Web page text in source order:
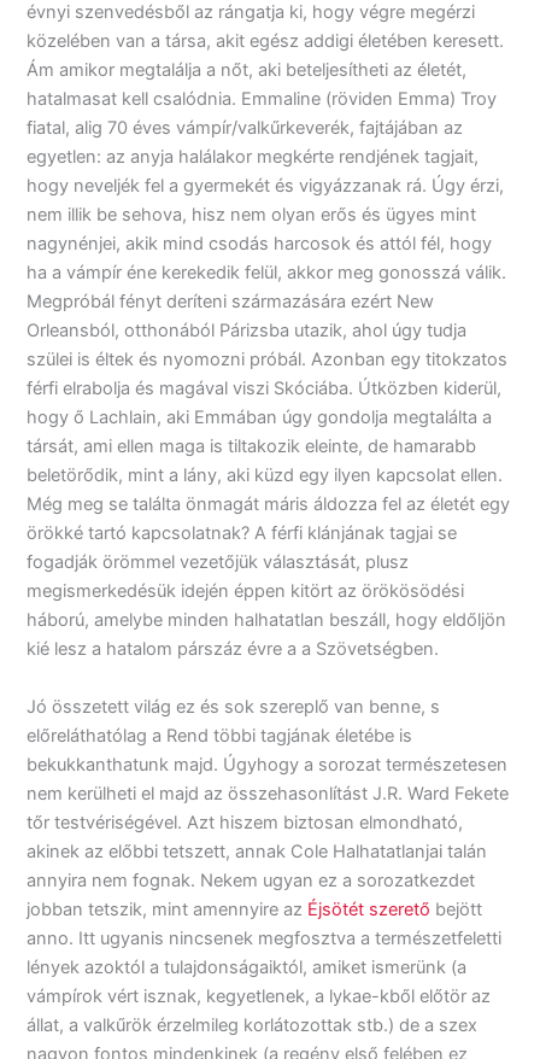
évnyi szenvedésből az rángatja ki, hogy végre megérzi
közelében van a társa, akit egész addigi életében keresett.
Ám amikor megtalálja a nőt, aki beteljesítheti az életét,
hatalmasat kell csalódnia. Emmaline (röviden Emma) Troy
fiatal, alig 70 éves vámpír/valkűrkeverék, fajtájában az
egyetlen: az anyja halálakor megkérte rendjének tagjait,
hogy neveljék fel a gyermekét és vigyázzanak rá. Úgy érzi,
nem illik be sehova, hisz nem olyan erős és ügyes mint
nagynénjei, akik mind csodás harcosok és attól fél, hogy
ha a vámpír éne kerekedik felül, akkor meg gonosszá válik.
Megpróbál fényt deríteni származására ezért New
Orleansból, otthonából Párizsba utazik, ahol úgy tudja
szülei is éltek és nyomozni próbál. Azonban egy titokzatos
férfi elrabolja és magával viszi Skóciába. Útközben kiderül,
hogy ő Lachlain, aki Emmában úgy gondolja megtalálta a
társát, ami ellen maga is tiltakozik eleinte, de hamarabb
beletörődik, mint a lány, aki küzd egy ilyen kapcsolat ellen.
Még meg se találta önmagát máris áldozza fel az életét egy
örökké tartó kapcsolatnak? A férfi klánjának tagjai se
fogadják örömmel vezetőjük választását, plusz
megismerkedésük idején éppen kitört az örökösödési
háború, amelybe minden halhatatlan beszáll, hogy eldőljön
kié lesz a hatalom párszáz évre a a Szövetségben.
Jó összetett világ ez és sok szereplő van benne, s
előreláthatólag a Rend többi tagjának életébe is
bekukkanthatunk majd. Úgyhogy a sorozat természetesen
nem kerülheti el majd az összehasonlítást J.R. Ward Fekete
tőr testvériségével. Azt hiszem biztosan elmondható,
akinek az előbbi tetszett, annak Cole Halhatatlanjai talán
annyira nem fognak. Nekem ugyan ez a sorozatkezdet
jobban tetszik, mint amennyire az Éjsötét szerető bejött
anno. Itt ugyanis nincsenek megfosztva a természetfeletti
lények azoktól a tulajdonságaiktól, amiket ismerünk (a
vámpírok vért isznak, kegyetlenek, a lykae-kből előtör az
állat, a valkűrök érzelmileg korlátozottak stb.) de a szex
nagyon fontos mindenkinek (a regény első felében ez